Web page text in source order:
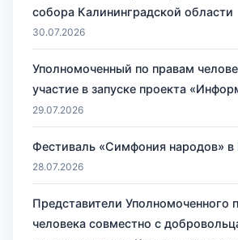
собора Калининградской области
30.07.2026
Уполномоченный по правам
участие в запуске проекта
29.07.2026
Фестиваль «Симфония народов» в
28.07.2026
Представители Уполномоченного
человека совместно с